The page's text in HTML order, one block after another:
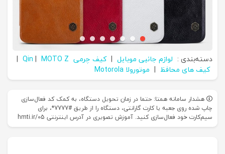
دسته‌بندی : لوازم جانبی موبایل | کیف چرمی Qin | MOTO Z
|
کیف های محافظ | موتورولا Motorola
هشدار سامانه همتا: حتما در زمان تحویل دستگاه، به کمک کد فعال‌سازی
چاپ شده روی جعبه یا کارت گارانتی، دستگاه را از طریق #7777*، برای
سیم‌کارت خود فعال‌سازی کنید. آموزش تصویری در آدرس اینترنتی hmti.ir/05